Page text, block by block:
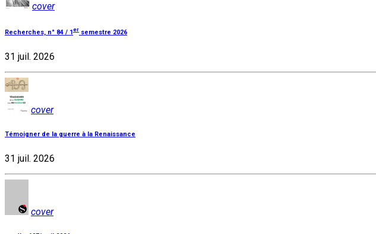
cover
Recherches, n° 84 / 1er semestre 2026
31 juil. 2026
cover
Témoigner de la guerre à la Renaissance
31 juil. 2026
cover